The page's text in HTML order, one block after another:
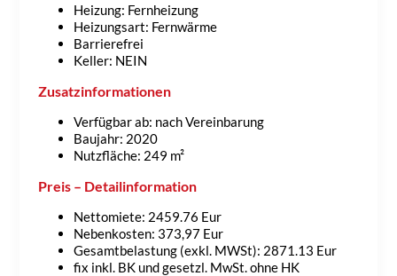
Heizung: Fernheizung
Heizungsart: Fernwärme
Barrierefrei
Keller: NEIN
Zusatzinformationen
Verfügbar ab: nach Vereinbarung
Baujahr: 2020
Nutzfläche: 249 m²
Preis – Detailinformation
Nettomiete: 2459.76 Eur
Nebenkosten: 373,97 Eur
Gesamtbelastung (exkl. MWSt): 2871.13 Eur
fix inkl. BK und gesetzl. MwSt. ohne HK